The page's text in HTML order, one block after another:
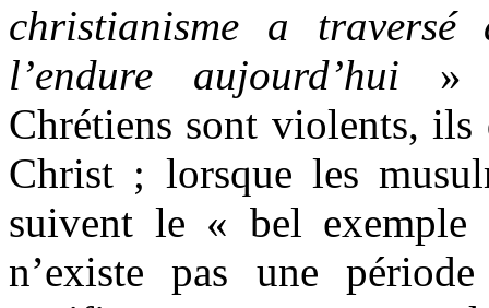
christianisme a
l’endure aujourd’hui »
Chrétiens sont violents, ils
Christ ; lorsque les
suivent le « bel
n’existe pas une